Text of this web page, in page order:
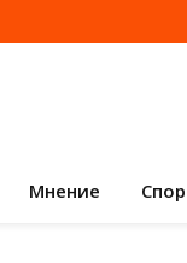
Мнение